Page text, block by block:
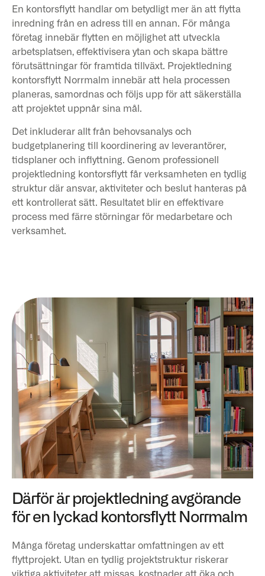
En kontorsflytt handlar om betydligt mer än att flytta
inredning från en adress till en annan. För många
företag innebär flytten en möjlighet att utveckla
arbetsplatsen, effektivisera ytan och skapa bättre
förutsättningar för framtida tillväxt. Projektledning
kontorsflytt Norrmalm innebär att hela processen
planeras, samordnas och följs upp för att säkerställa
att projektet uppnår sina mål.
Det inkluderar allt från behovsanalys och
budgetplanering till koordinering av leverantörer,
tidsplaner och inflyttning. Genom professionell
projektledning kontorsflytt får verksamheten en tydlig
struktur där ansvar, aktiviteter och beslut hanteras på
ett kontrollerat sätt. Resultatet blir en effektivare
process med färre störningar för medarbetare och
verksamhet.
Därför är projektledning avgörande
för en lyckad kontorsflytt Norrmalm
Många företag underskattar omfattningen av ett
flyttprojekt. Utan en tydlig projektstruktur riskerar
viktiga aktiviteter att missas, kostnader att öka och